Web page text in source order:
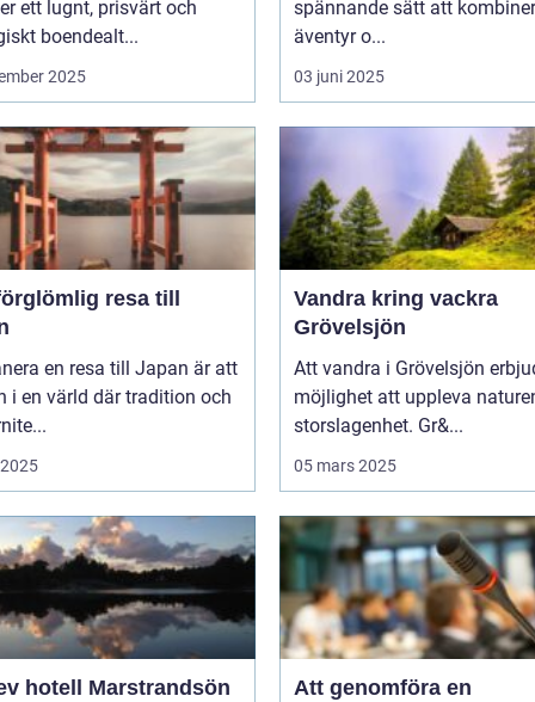
ett lugnt, prisvärt och
boendealt...
2025
spännande sätt att
äventyr o...
03 juni 2025
resa till
en resa till Japan är att
i en värld där tradition och
Vandra kring vackra
Grövelsjön
Att vandra i Grövelsjön
möjlighet att uppleva
storslagenhet. Gr&...
05 mars 2025
hotell Marstrandsön
Att genomföra en